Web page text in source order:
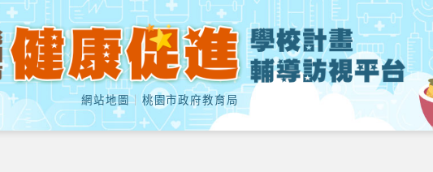
網站地圖｜ 桃園市政府教育局